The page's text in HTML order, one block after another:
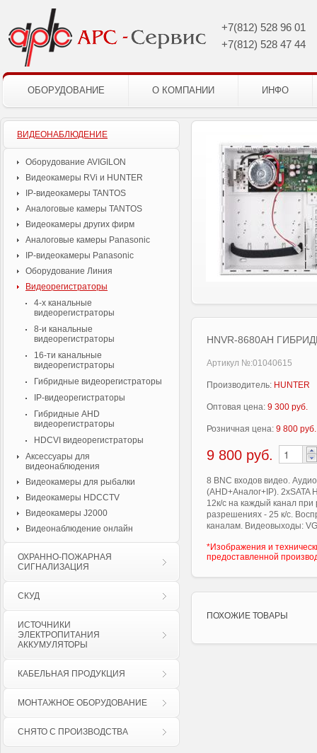
+7(812) 528 96 01
+7(812) 528 47 44
ОБОРУДОВАНИЕ О КОМПАНИИ ИНФО
ВИДЕОНАБЛЮДЕНИЕ
Оборудование AVIGILON
Видеокамеры RVi и HUNTER
IP-видеокамеры TANTOS
Аналоговые камеры TANTOS
Видеокамеры других фирм
Аналоговые камеры Panasonic
IP-видеокамеры Panasonic
Оборудование Линия
Видеорегистраторы
4-х канальные
видеорегистраторы
8-и канальные
видеорегистраторы
16-ти канальные
видеорегистраторы
Гибридные видеорегистраторы
IP-видеорегистраторы
Гибридные AHD
видеорегистраторы
HDCVI видеорегистраторы
Аксессуары для
видеонаблюдения
Видеокамеры для рыбалки
Видеокамеры HDCCTV
Видеокамеры J2000
Видеонаблюдение онлайн
ОХРАННО-ПОЖАРНАЯ
СИГНАЛИЗАЦИЯ
СКУД
ИСТОЧНИКИ
ЭЛЕКТРОПИТАНИЯ
АККУМУЛЯТОРЫ
КАБЕЛЬНАЯ ПРОДУКЦИЯ
МОНТАЖНОЕ ОБОРУДОВАНИЕ
СНЯТО С ПРОИЗВОДСТВА
HNVR-8680AH
Артикул №:01040615
Производитель: HUNTER
Оптовая цена: 9 300 руб.
Розничная цена: 9 800 руб.
9 800 руб.
8 BNC входов видео.
(AHD+Аналог+IP). 2хSATA
12к/с на каждый канал
разрешениях - 25 к/с.
каналам. Видеовыходы:
*Изображения и
предоставленной
ПОХОЖИЕ ТОВАРЫ